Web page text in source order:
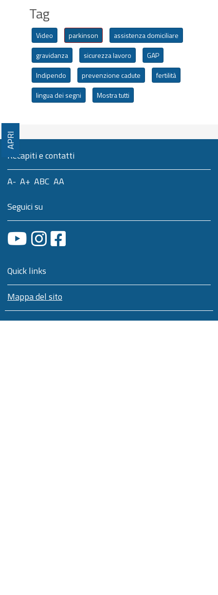
Tag
Video parkinson
assistenza domiciliare
gravidanza
sicurezza lavoro
GAP
Indipendo
prevenzione cadute
fertilità
lingua dei segni
Mostra tutti
APRI
Recapiti e contatti
A- A+ ABC AA
Seguici su
Quick links
Mappa del sito